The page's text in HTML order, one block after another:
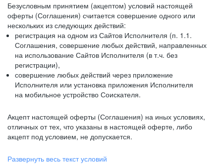
Безусловным принятием (акцептом) условий настоящей
оферты (Соглашения) считается совершение одного или
нескольких из следующих действий:
регистрация на одном из Сайтов Исполнителя (п. 1.1.
Соглашения, совершение любых действий, направленных
на использование Сайтов Исполнителя (в т.ч. без
регистрации),
совершение любых действий через приложение
Исполнителя или установка приложения Исполнителя
на мобильное устройство Соискателя.
Акцепт настоящей оферты (Соглашения) на иных условиях,
отличных от тех, что указаны в настоящей оферте, либо
акцепт под условием, не допускается.
Развернуть весь текст условий